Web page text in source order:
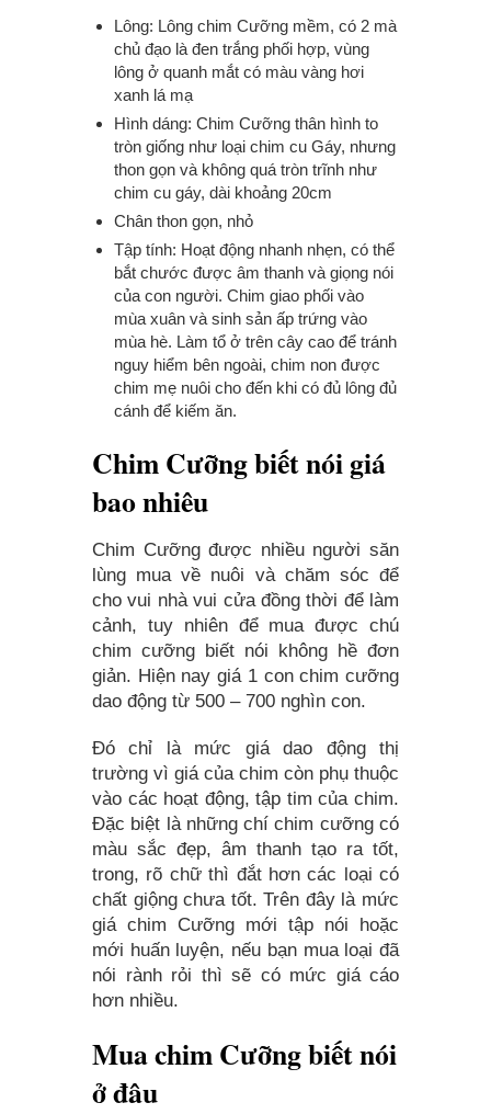
Lông: Lông chim Cưỡng mềm, có 2 mà
chủ đạo là đen trắng phối hợp, vùng
lông ở quanh mắt có màu vàng hơi
xanh lá mạ
Hình dáng: Chim Cưỡng thân hình to
tròn giống như loại chim cu Gáy, nhưng
thon gọn và không quá tròn trĩnh như
chim cu gáy, dài khoảng 20cm
Chân thon gọn, nhỏ
Tập tính: Hoạt động nhanh nhẹn, có thể
bắt chước được âm thanh và giọng nói
của con người. Chim giao phối vào
mùa xuân và sinh sản ấp trứng vào
mùa hè. Làm tổ ở trên cây cao để tránh
nguy hiểm bên ngoài, chim non được
chim mẹ nuôi cho đến khi có đủ lông đủ
cánh để kiếm ăn.
Chim Cưỡng biết nói giá
bao nhiêu
Chim Cưỡng được nhiều người săn
lùng mua về nuôi và chăm sóc để
cho vui nhà vui cửa đồng thời để làm
cảnh, tuy nhiên để mua được chú
chim cưỡng biết nói không hề đơn
giản. Hiện nay giá 1 con chim cưỡng
dao động từ 500 – 700 nghìn con.
Đó chỉ là mức giá dao động thị
trường vì giá của chim còn phụ thuộc
vào các hoạt động, tập tim của chim.
Đặc biệt là những chí chim cưỡng có
màu sắc đẹp, âm thanh tạo ra tốt,
trong, rõ chữ thì đắt hơn các loại có
chất giộng chưa tốt. Trên đây là mức
giá chim Cưỡng mới tập nói hoặc
mới huấn luyện, nếu bạn mua loại đã
nói rành rỏi thì sẽ có mức giá cáo
hơn nhiều.
Mua chim Cưỡng biết nói
ở đâu